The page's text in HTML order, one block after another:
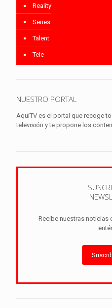
Reality
Series
Talent
Tele
NUESTRO PORTAL
AquíTV es el portal que recoge
televisión y te propone los
Recibe nuestras noticias